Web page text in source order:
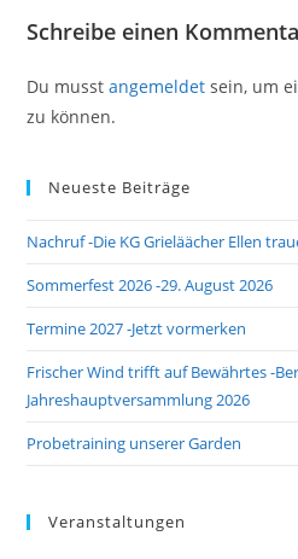
Schreibe einen
Du musstangemeldet sein, um
zu können.
Neueste Beiträge
Nachruf -Die KG Grieläächer Ellen
Sommerfest 2026 -29. August 2026
Termine 2027 -Jetzt vormerken
Frischer Wind trifft auf Bewährtes -
Jahreshauptversammlung 2026
Probetraining unserer Garden
Veranstaltungen